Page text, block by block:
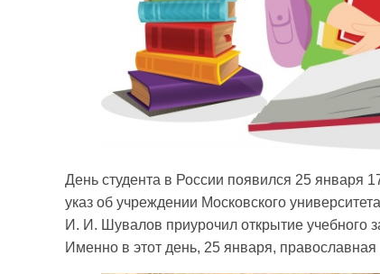
День студента в России появился 25 января
указ об учреждении Московского
И. И. Шувалов приурочил открытие учебного
Именно в этот день, 25 января,